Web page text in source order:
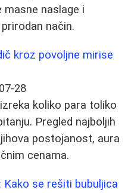
masne naslage i
način.
kroz povoljne mirise
28
koliko para toliko
Pregled najboljih
postojanost, aura
cenama.
se rešiti bubuljica